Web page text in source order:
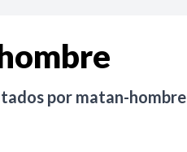
por matan-hombre